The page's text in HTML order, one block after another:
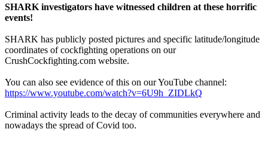
SHARK investigators have witnessed children at these horrific
events!
SHARK has publicly posted pictures and specific latitude/longitude
coordinates of cockfighting operations on our
CrushCockfighting.com website.
You can also see evidence of this on our YouTube channel:
https://www.youtube.com/watch?v=6U9h_ZIDLkQ
Criminal activity leads to the decay of communities everywhere and
nowadays the spread of Covid too.